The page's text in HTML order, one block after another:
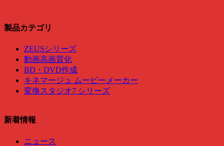
製品カテゴリ
ZEUSシリーズ
動画高画質化
BD・DVD作成
キネマージュ ムービーメーカー
変換スタジオ7 シリーズ
新着情報
ニュース